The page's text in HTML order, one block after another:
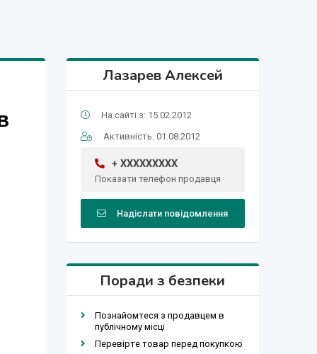
Лазарев Алексей
На сайті з: 15.02.2012
Активність: 01.08.2012
+ XXXXXXXXX
Показати телефон продавця
Надіслати повідомлення
Поради з безпеки
Познайомтеся з продавцем в
публічному місці
Перевірте товар перед покупкою